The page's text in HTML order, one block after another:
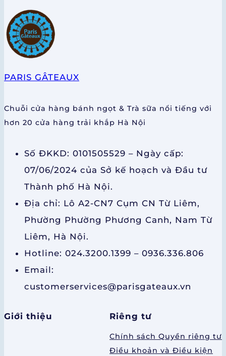
PARIS GÂTEAUX
Chuỗi cửa hàng bánh ngọt & Trà sữa nổi tiếng với
hơn 20 cửa hàng trải khắp Hà Nội
Số ĐKKD: 0101505529 – Ngày cấp:
07/06/2024 của Sở kế hoạch và Đầu tư
Thành phố Hà Nội.
Địa chỉ: Lô A2-CN7 Cụm CN Từ Liêm,
Phường Phường Phương Canh, Nam Từ
Liêm, Hà Nội.
Hotline: 024.3200.1399 – 0936.336.806
Email:
customerservices@parisgateaux.vn
Giới thiệu Riêng tư
Chính sách Quyền riêng tư
Điều khoản và Điều kiện